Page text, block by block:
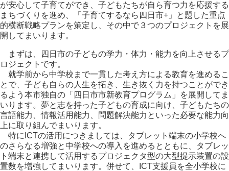
が安心して子育てができ、子どもたちが自ら育つ力を応援する
まちづくりを進め、「子育てするなら四日市+」と題した重点
的横断戦略プランを策定し、その中で３つのプロジェクトを展
開してまいります。
まずは、四日市の子どもの学力・体力・能力を向上させるプ
ロジェクトです。
就学前から中学校まで一貫した考え方による教育を進めるこ
とで、子ども自らの人生を拓き、生き抜く力を持つことができ
るよう本市独自の「四日市市新教育プログラム」を展開してま
いります。夢と志を持った子どもの育成に向け、子どもたちの
言語能力、情報活用能力、問題解決能力といった必要な能力向
上に取り組んでまいります。
特にICTの活用につきましては、タブレット端末の小学校へ
のさらなる増強と中学校への導入を進めるとともに、タブレッ
ト端末と連携して活用するプロジェクタ型の大型提示装置の設
置数を増強してまいります。併せて、ICT支援員を全小学校に